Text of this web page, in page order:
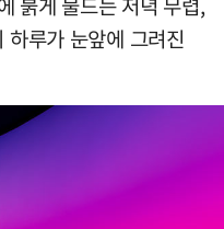
하루가 눈앞에 그려진